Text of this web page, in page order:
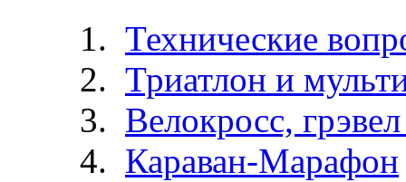
Технические
Триатлон и
Велокросc,
Караван-Марафон